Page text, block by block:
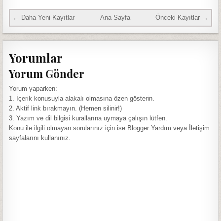
← Daha Yeni Kayıtlar Önceki Kayıtlar →
Ana Sayfa
Yorumlar
Yorum Gönder
Yorum yaparken:
1. İçerik konusuyla alakalı olmasına özen gösterin.
2. Aktif link bırakmayın. (Hemen silinir!)
3. Yazım ve dil bilgisi kurallarına uymaya çalışın lütfen.
Konu ile ilgili olmayan sorularınız için ise Blogger Yardım veya İletişim
sayfalarını kullanınız.